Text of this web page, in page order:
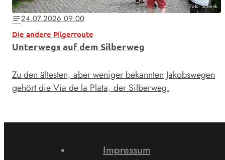
Foto: Schenk
notes24.07.2026 09:00
Die andere Pilgerroute
Unterwegs auf dem Silberweg
Zu den ältesten, aber weniger bekannten Jakobswegen
gehört die Via de la Plata, der Silberweg.
Impressum